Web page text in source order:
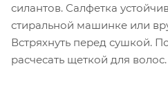
силантов. Салфетка
стиральной машинке или
Встряхнуть перед сушкой.
расчесать щеткой для волос.